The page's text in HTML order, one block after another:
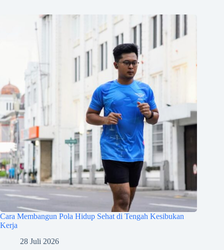
Cara Membangun Pola Hidup Sehat di Tengah Kesibukan
Kerja
28 Juli 2026